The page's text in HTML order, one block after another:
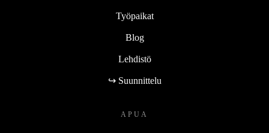
Työpaikat
Blog
Lehdistö
↪ Suunnittelu
APUA